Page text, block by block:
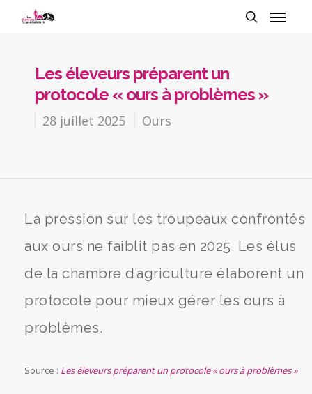
Les éleveurs préparent un
protocole « ours à problèmes »
28 juillet 2025 Ours
La pression sur les troupeaux confrontés
aux ours ne faiblit pas en 2025. Les élus
de la chambre d’agriculture élaborent un
protocole pour mieux gérer les ours à
problèmes.
Source : Les éleveurs préparent un protocole « ours à problèmes »